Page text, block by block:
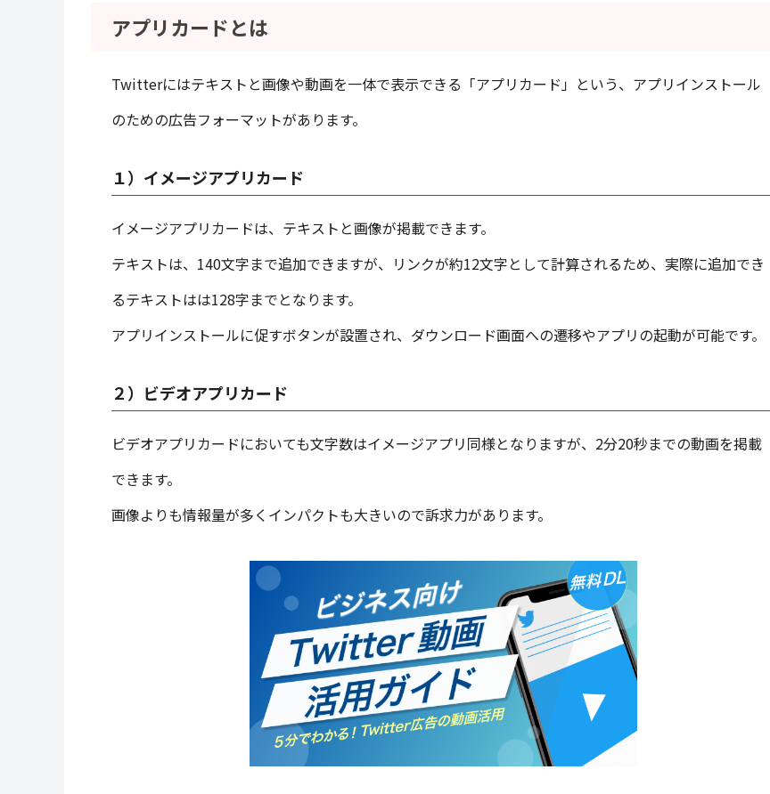
アプリカードとは
Twitterにはテキストと画像や動画を一体で表示できる「アプリカード」という、アプリインストール
のための広告フォーマットがあります。
１）イメージアプリカード
イメージアプリカードは、テキストと画像が掲載できます。
テキストは、140文字まで追加できますが、リンクが約12文字として計算されるため、実際に追加でき
るテキストはは128字までとなります。
アプリインストールに促すボタンが設置され、ダウンロード画面への遷移やアプリの起動が可能です。
２）ビデオアプリカード
ビデオアプリカードにおいても文字数はイメージアプリ同様となりますが、2分20秒までの動画を掲載
できます。
画像よりも情報量が多くインパクトも大きいので訴求力があります。